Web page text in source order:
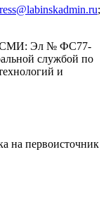
;
СМИ: Эл № ФС77-
службой по
и
на первоисточник